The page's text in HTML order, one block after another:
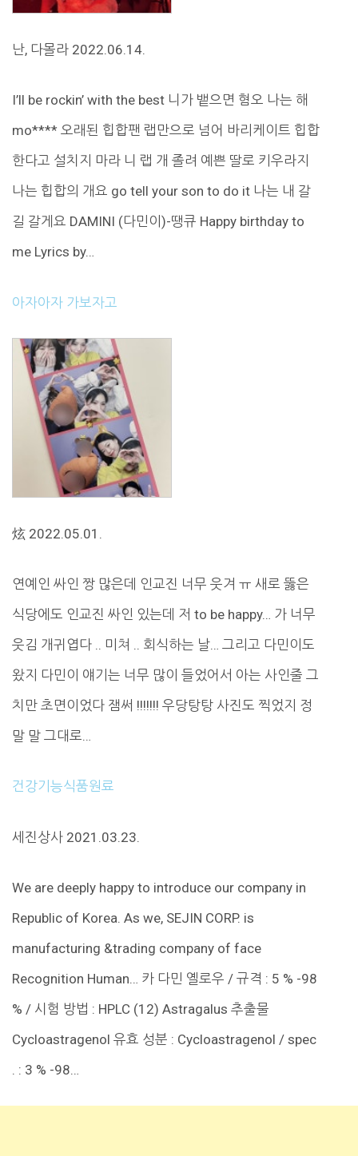
난, 다몰라 2022.06.14.
I’ll be rockin’ with the best 니가 뱉으면 혐오 나는 해
mo**** 오래된 힙합팬 랩만으로 넘어 바리케이트 힙합
한다고 설치지 마라 니 랩 개 졸려 예쁜 딸로 키우라지
나는 힙합의 개요 go tell your son to do it 나는 내 갈
길 갈게요 DAMINI (다민이)-땡큐 Happy birthday to
me Lyrics by…
아자아자 가보자고
炫 2022.05.01.
연예인 싸인 짱 많은데 인교진 너무 웃겨 ㅠ 새로 뚫은
식당에도 인교진 싸인 있는데 저 to be happy… 가 너무
웃김 개귀엽다 .. 미쳐 .. 회식하는 날… 그리고 다민이도
왔지 다민이 얘기는 너무 많이 들었어서 아는 사인줄 그
치만 초면이었다 잼써 !!!!!!! 우당탕탕 사진도 찍었지 정
말 말 그대로…
건강기능식품원료
세진상사 2021.03.23.
We are deeply happy to introduce our company in
Republic of Korea. As we, SEJIN CORP. is
manufacturing &trading company of face
Recognition Human… 카 다민 옐로우 / 규격 : 5 % -98
% / 시험 방법 : HPLC (12) Astragalus 추출물
Cycloastragenol 유효 성분 : Cycloastragenol / spec
. : 3 % -98…